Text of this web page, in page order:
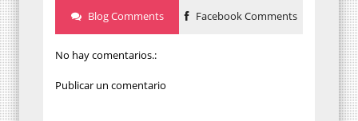
Blog Comments Facebook Comments
No hay comentarios.:
Publicar un comentario